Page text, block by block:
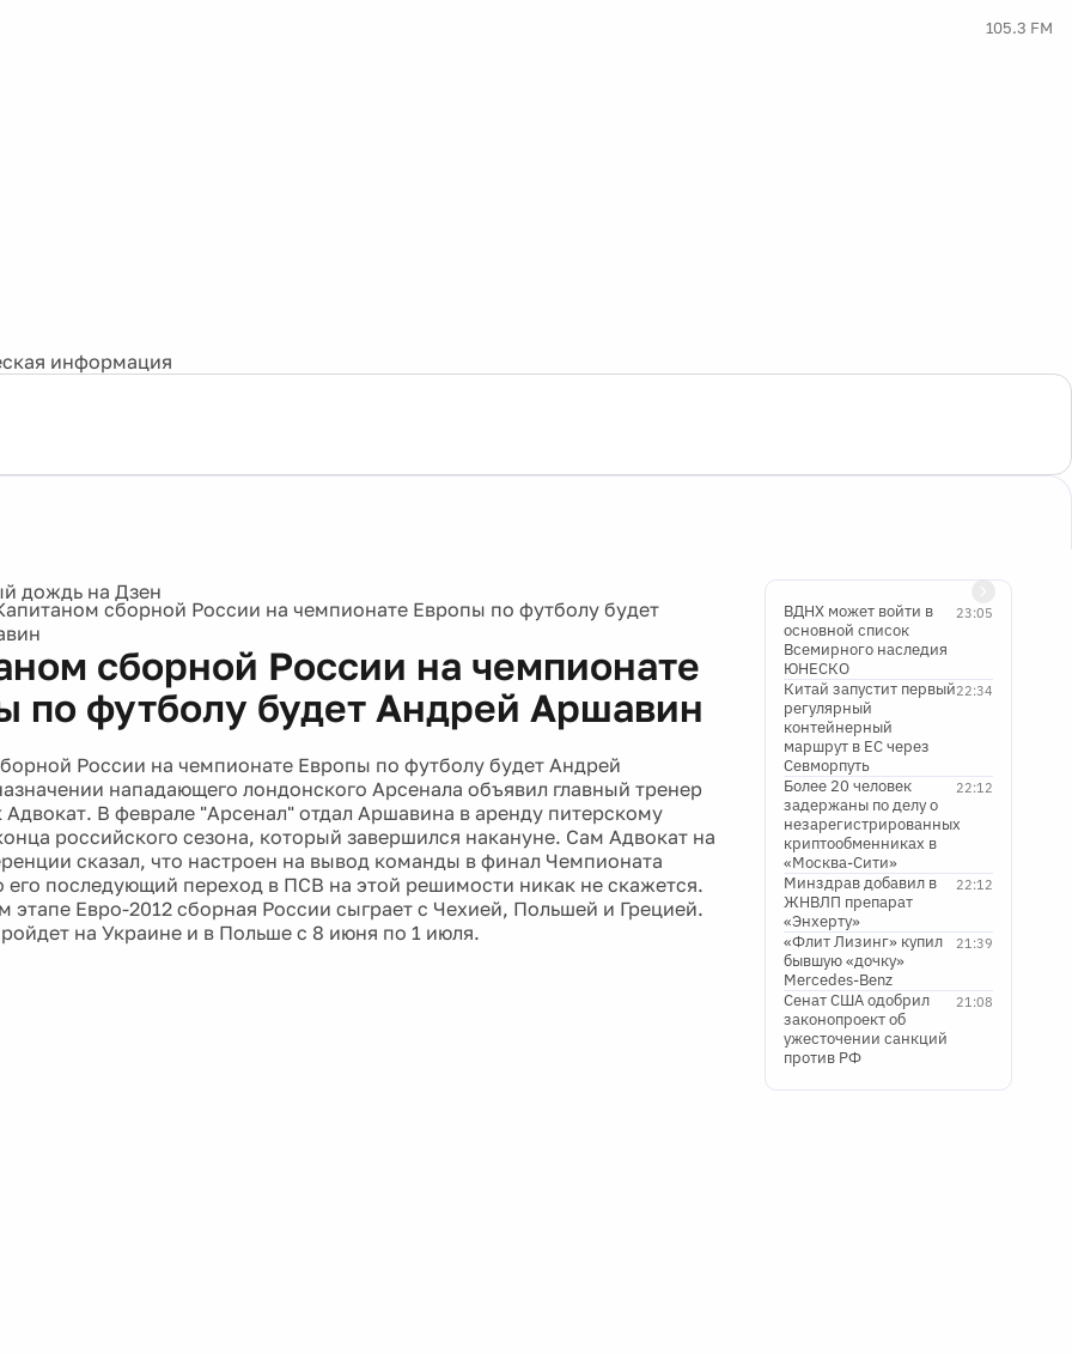
105.3 FM
информация
сборной России на чемпионате Европы по футболу будет
сборной России на чемпионате
по футболу будет Андрей Аршавин
России на чемпионате Европы по футболу будет Андрей
нападающего лондонского Арсенала объявил главный тренер
В феврале "Арсенал" отдал Аршавина в аренду питерскому
российского сезона, который завершился накануне. Сам Адвокат на
сказал, что настроен на вывод команды в финал Чемпионата
его последующий переход в ПСВ на этой решимости никак не скажется.
этапе Евро-2012 сборная России сыграет с Чехией, Польшей и Грецией.
на Украине и в Польше с 8 июня по 1 июля.
23:05
ВДНХ может войти в
основной список
Всемирного наследия
ЮНЕСКО
22:34
Китай запустит первый
регулярный
контейнерный
маршрут в ЕС через
Севморпуть
22:12
Более 20 человек
задержаны по делу о
незарегистрированных
криптообменниках в
«Москва-Сити»
22:12
Минздрав добавил в
ЖНВЛП препарат
«Энхерту»
21:39
«Флит Лизинг» купил
бывшую «дочку»
Mercedes-Benz
21:08
Сенат США одобрил
законопроект об
ужесточении санкций
против РФ